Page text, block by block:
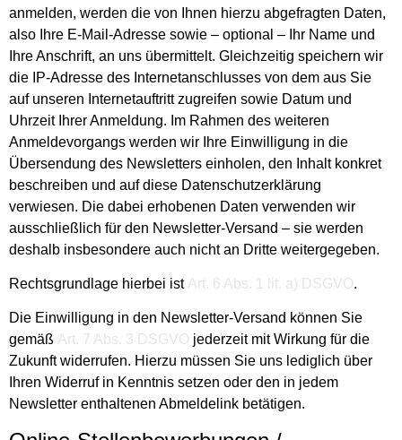
anmelden, werden die von Ihnen hierzu abgefragten Daten,
also Ihre E-Mail-Adresse sowie – optional – Ihr Name und
Ihre Anschrift, an uns übermittelt. Gleichzeitig speichern wir
die IP-Adresse des Internetanschlusses von dem aus Sie
auf unseren Internetauftritt zugreifen sowie Datum und
Uhrzeit Ihrer Anmeldung. Im Rahmen des weiteren
Anmeldevorgangs werden wir Ihre Einwilligung in die
Übersendung des Newsletters einholen, den Inhalt konkret
beschreiben und auf diese Datenschutzerklärung
verwiesen. Die dabei erhobenen Daten verwenden wir
ausschließlich für den Newsletter-Versand – sie werden
deshalb insbesondere auch nicht an Dritte weitergegeben.
Rechtsgrundlage hierbei ist Art. 6 Abs. 1 lit. a) DSGVO.
Die Einwilligung in den Newsletter-Versand können Sie
gemäß Art. 7 Abs. 3 DSGVO jederzeit mit Wirkung für die
Zukunft widerrufen. Hierzu müssen Sie uns lediglich über
Ihren Widerruf in Kenntnis setzen oder den in jedem
Newsletter enthaltenen Abmeldelink betätigen.